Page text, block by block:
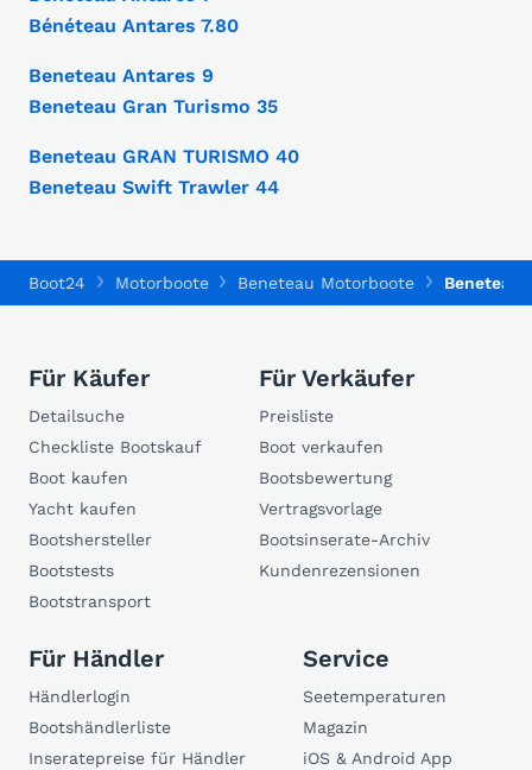
Bénéteau Antares 7.80
Beneteau Antares 9
Beneteau Gran Turismo 35
Beneteau GRAN TURISMO 40
Beneteau Swift Trawler 44
Boot24 Motorboote Beneteau Motorboote Beneteau
Für Käufer
Detailsuche
Checkliste Bootskauf
Boot kaufen
Yacht kaufen
Bootshersteller
Bootstests
Bootstransport
Für Verkäufer
Preisliste
Boot verkaufen
Bootsbewertung
Vertragsvorlage
Bootsinserate-Archiv
Kundenrezensionen
Für Händler
Händlerlogin
Bootshändlerliste
Inseratepreise für Händler
Service
Seetemperaturen
Magazin
iOS & Android App